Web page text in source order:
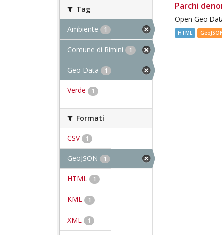
Tag
Ambiente 1
Comune di Rimini 1
Geo Data 1
Verde 1
Formati
CSV 1
GeoJSON 1
HTML 1
KML 1
XML 1
Parchi
Open Geo
HTML